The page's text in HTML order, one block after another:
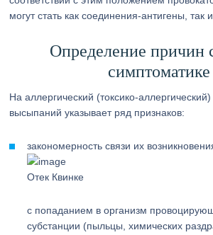
могут стать как соединения-антигены, так
Определение причин
симптоматике
На аллергический (токсико-
высыпаний указывает ряд признаков:
закономерность связи их
Отек Квинке
с попаданием в организм
субстанции (пыльцы, химических